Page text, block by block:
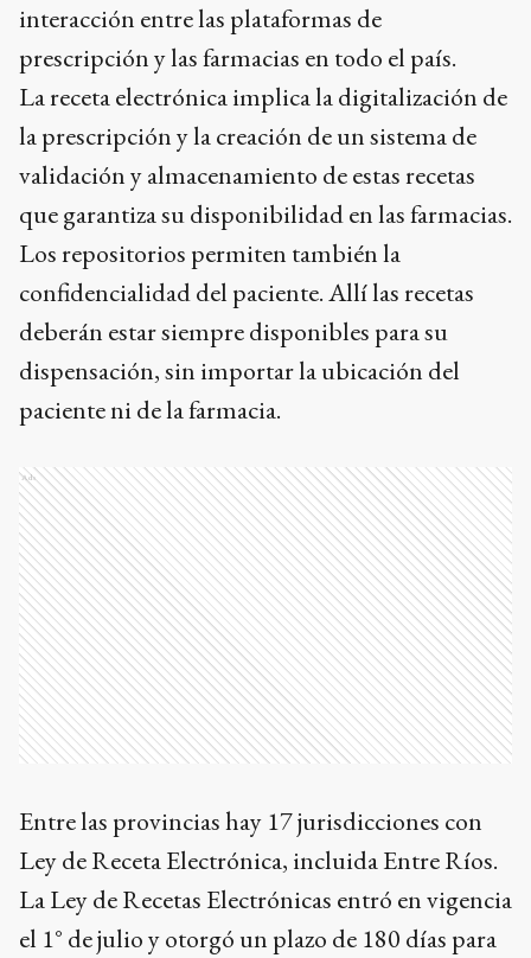
interacción entre las plataformas de
prescripción y las farmacias en todo el país.
La receta electrónica implica la digitalización de
la prescripción y la creación de un sistema de
validación y almacenamiento de estas recetas
que garantiza su disponibilidad en las farmacias.
Los repositorios permiten también la
confidencialidad del paciente. Allí las recetas
deberán estar siempre disponibles para su
dispensación, sin importar la ubicación del
paciente ni de la farmacia.
Ads
Entre las provincias hay 17 jurisdicciones con
Ley de Receta Electrónica, incluida Entre Ríos.
La Ley de Recetas Electrónicas entró en vigencia
el 1° de julio y otorgó un plazo de 180 días para